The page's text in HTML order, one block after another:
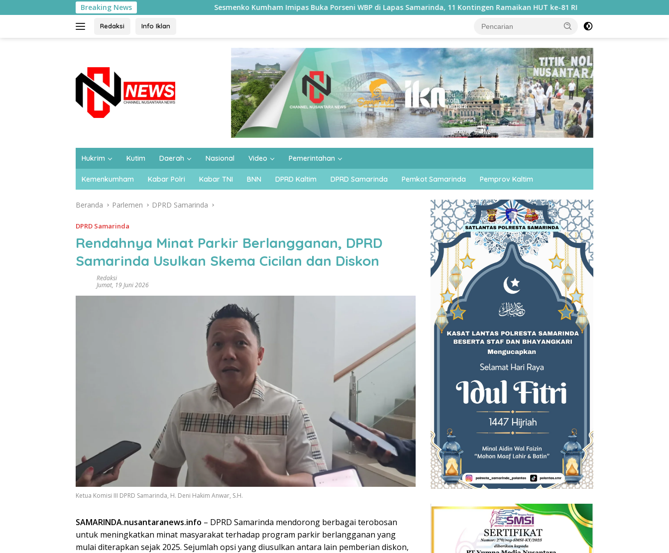
ke
Breaking NewsSesmenko Kumham Imipas Buka Porseni WBP di Lapas Samarinda, 11 Kontingen Ramaikan HUT ke-81 RI Sebanyak 1.252 WBP Rutan Samarinda
Redaksi Info Iklan
Hukrim Kutim Daerah Nasional Video Pemerintahan
Kemenkumham Kabar Polri Kabar TNI BNN DPRD Kaltim DPRD Samarinda Pemkot Samarinda Pemprov Kaltim
Beranda Parlemen DPRD Samarinda
DPRD Samarinda
Rendahnya Minat Parkir Berlangganan, DPRD
Samarinda Usulkan Skema Cicilan dan Diskon
Redaksi
Jumat, 19 Juni 2026
Ketua Komisi III DPRD Samarinda, H. Deni Hakim Anwar, S.H.
SAMARINDA.nusantaranews.info – DPRD Samarinda mendorong berbagai terobosan
untuk meningkatkan minat masyarakat terhadap program parkir berlangganan yang
mulai diterapkan sejak 2025. Sejumlah opsi yang diusulkan antara lain pemberian diskon,